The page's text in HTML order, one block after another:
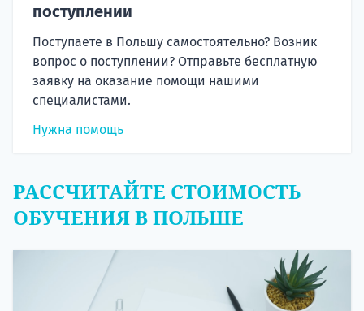
поступлении
Поступаете в Польшу самостоятельно? Возник
вопрос о поступлении? Отправьте бесплатную
заявку на оказание помощи нашими
специалистами.
Нужна помощь
РАССЧИТАЙТЕ СТОИМОСТЬ
ОБУЧЕНИЯ В ПОЛЬШЕ